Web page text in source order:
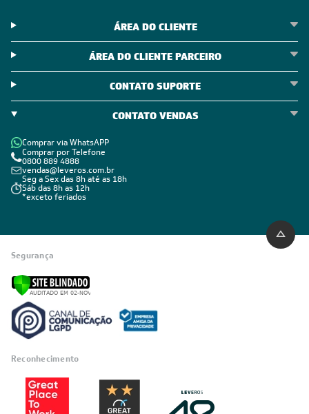
ÁREA DO CLIENTE
ÁREA DO CLIENTE PARCEIRO
CONTATO SUPORTE
CONTATO VENDAS
Comprar via WhatsAPP
Comprar por Telefone
0800 889 4888
vendas@leveros.com.br
Seg a Sex das 8h até as 18h
Sáb das 8h as 12h
*exceto feriados
Segurança
Reconhecimento